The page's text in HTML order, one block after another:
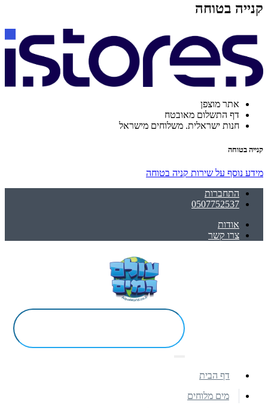
קנייה בטוחה
אתר מוצפן
דף התשלום מאובטח
חנות ישראלית. משלוחים מישראל
קנייה בטוחה
מידע נוסף על שירות קניה בטוחה
התחברות
0507752537
אודות
צרו קשר
דף הבית
מים מלוחים